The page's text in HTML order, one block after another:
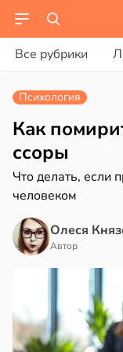
Все рубрики
в21:42
Психология
Как
ссоры
Что делать, если
человеком
Олеся
Автор